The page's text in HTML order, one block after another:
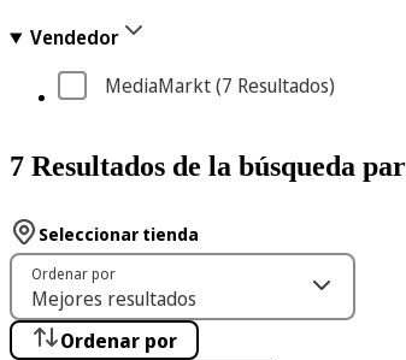
Vendedor
MediaMarkt (7 Resultados)
7 Resultados de la búsqueda
Seleccionar tienda
Ordenar por
Ordenar por